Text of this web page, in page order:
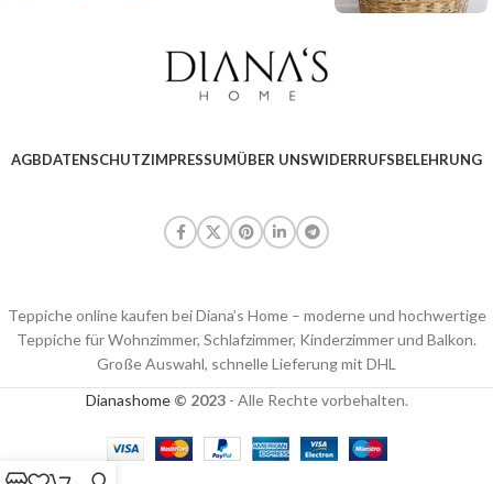
AGBDATENSCHUTZIMPRESSUMÜBER UNSWIDERRUFSBELEHRUNG
Teppiche online kaufen bei Diana’s Home – moderne und hochwertige
Teppiche für Wohnzimmer, Schlafzimmer, Kinderzimmer und Balkon.
Große Auswahl, schnelle Lieferung mit DHL
Dianashome © 2023 - Alle Rechte vorbehalten.